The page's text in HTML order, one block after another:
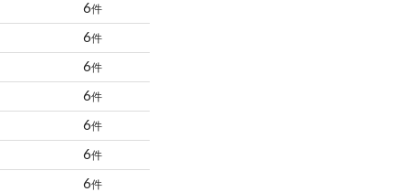
6件
6件
6件
6件
6件
6件
6件